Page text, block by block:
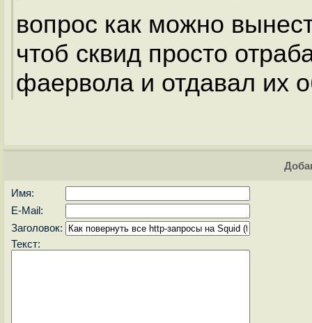
вопрос как можно
чтоб сквид просто
фаервола и отдавал их
Имя:
E-Mail:
Заголовок:
Текст: